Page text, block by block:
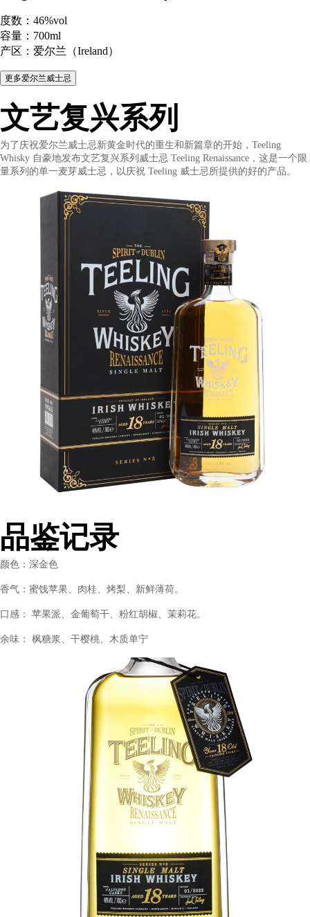
爱尔兰威士忌
Teeling 18 Year Old
Renaissance Series 5
度数：46%vol
容量：700ml
产区：爱尔兰（Ireland）
文艺复兴系列
为了庆祝爱尔兰威士忌新黄金时代的重生和新篇章的开始，
Whisky 自豪地发布文艺复兴系列威士忌 Teeling Renaissance，这
量系列的单一麦芽威士忌，以庆祝 Teeling 威士忌所提供的好的
品鉴记录
香气：蜜饯苹果、肉桂、烤梨、新鲜薄荷。
口感： 苹果派、金葡萄干、粉红胡椒、茉莉花。
余味： 枫糖浆、干樱桃、木质单宁